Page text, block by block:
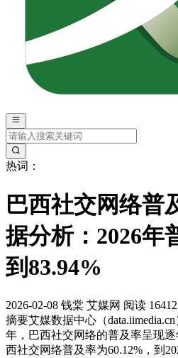
热词：
巴西社交网络普
据分析：2026年
到83.94%
2026-02-08 钱棠 艾媒网 阅读 16412
摘要艾媒数据中心（
年，巴西社交网络的普及率呈现
西社交网络普及率为60.12%，到